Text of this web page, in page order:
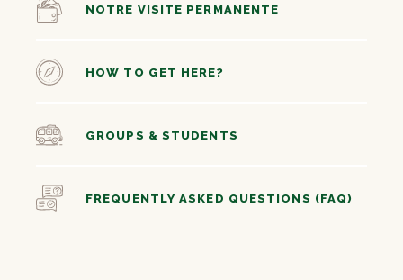
NOTRE VISITE PERMANENTE
HOW TO GET HERE?
GROUPS & STUDENTS
FREQUENTLY ASKED QUESTIONS (FAQ)